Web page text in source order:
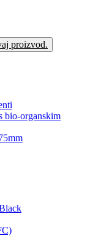
proizvod.
bio-organskim